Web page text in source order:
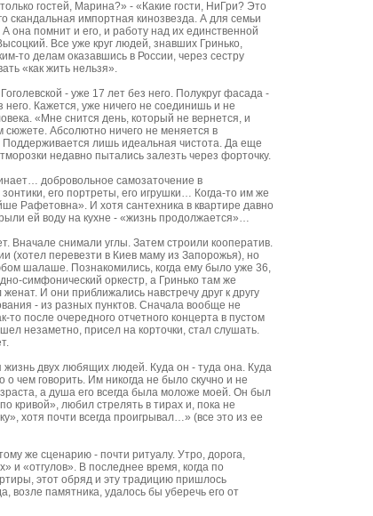
гостей, Марина?» - «Какие гости, НиГри? Это
импортная кинозвезда. А для семьи
она помнит и его, и работу над их единственной
Все уже круг людей, знавших Гринько,
то делам оказавшись в России, через сестру
«как жить нельзя».
- уже 17 лет без него. Полукруг фасада -
него. Кажется, уже ничего не соединишь и не
«Мне снится день, который не вернется, и
сюжете. Абсолютно ничего не меняется в
Поддерживается лишь идеальная чистота. Да еще
недавно пытались залезть через форточку.
добровольное самозаточение в
его портреты, его игрушки… Когда-то им же
Рафетовна». И хотя сантехника в квартире давно
ей воду на кухне - «жизнь продолжается»…
Вначале снимали углы. Затем строили кооператив.
(хотел перевезти в Киев маму из Запорожья), но
шалаше. Познакомились, когда ему было уже 36,
симфонический оркестр, а Гринько там же
И они приближались навстречу друг к другу
- из разных пунктов. Сначала вообще не
после очередного отчетного концерта в пустом
незаметно, присел на корточки, стал слушать.
двух любящих людей. Куда он - туда она. Куда
чем говорить. Им никогда не было скучно и не
а душа его всегда была моложе моей. Он был
кривой», любил стрелять в тирах и, пока не
хотя почти всегда проигрывал…» (все это из ее
же сценарию - почти ритуалу. Утро, дорога,
«отгулов». В последнее время, когда по
этот обряд и эту традицию пришлось
возле памятника, удалось бы уберечь его от